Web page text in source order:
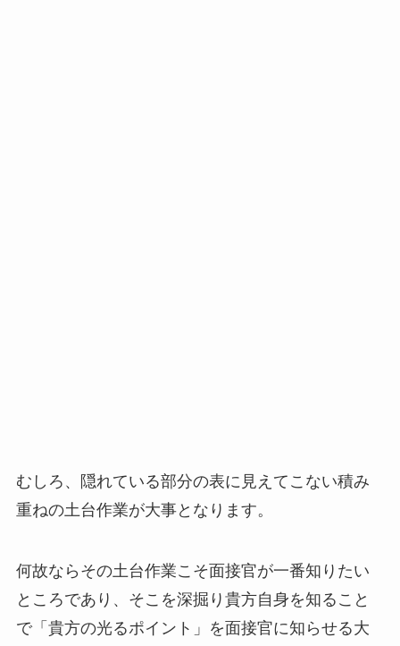
むしろ、隠れている部分の表に見えてこない積み
重ねの土台作業が大事となります。
何故ならその土台作業こそ面接官が一番知りたい
ところであり、そこを深掘り貴方自身を知ること
で「貴方の光るポイント」を面接官に知らせる大